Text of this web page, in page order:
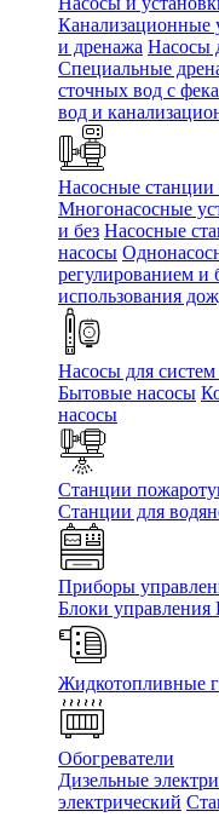
Канализационные
и дренажа Насосы
Специальные
сточных вод c
вод и
Насосные станции
Многонасосные
и без Насосные
насосы
регулированием и
использования
Насосы для
Бытовые насосы
насосы
Станции
Станции для
Приборы
Блоки управления
Жидкотопливные
Обогреватели
Дизельные
электрический